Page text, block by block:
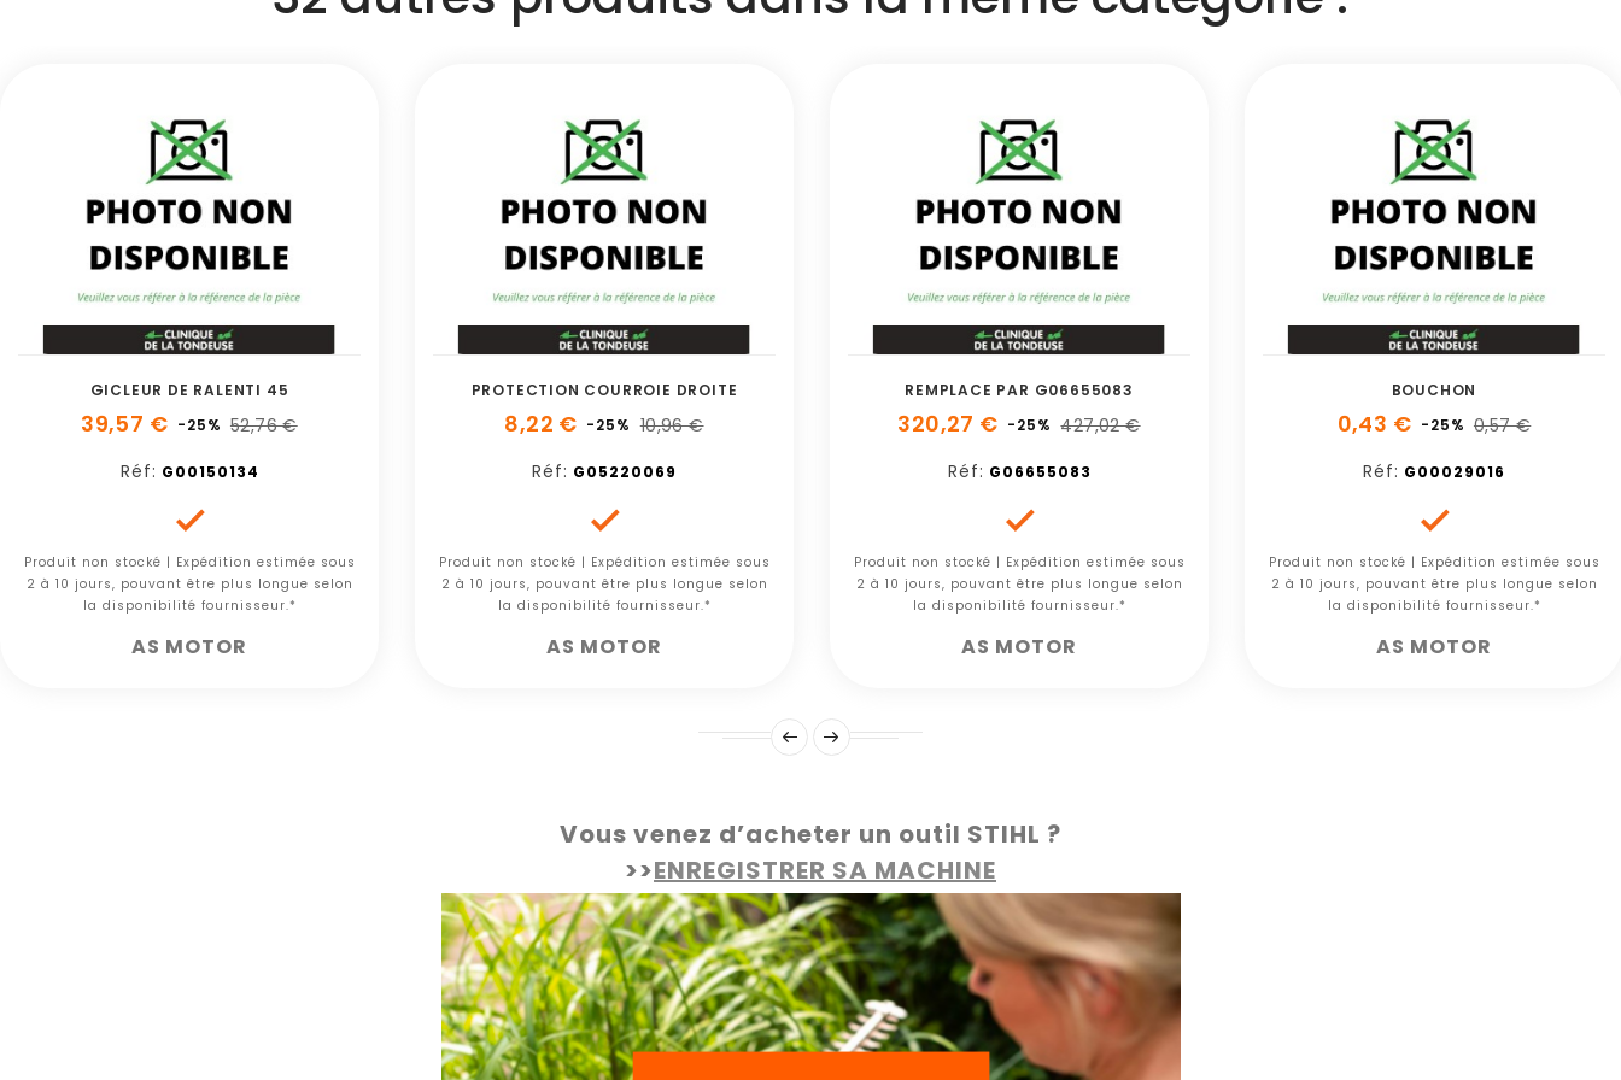
GICLEUR DE RALENTI 45
39,57 € -25% 52,76 €
Réf: G00150134

Produit non stocké | Expédition estimée sous
2 à 10 jours, pouvant être plus longue selon
la disponibilité fournisseur.*
AS MOTOR
PROTECTION COURROIE DROITE
8,22 € -25% 10,96 €
Réf: G05220069

Produit non stocké | Expédition estimée sous
2 à 10 jours, pouvant être plus longue selon
la disponibilité fournisseur.*
AS MOTOR
REMPLACE PAR G06655083
320,27 € -25% 427,02 €
Réf: G06655083

Produit non stocké | Expédition estimée sous
2 à 10 jours, pouvant être plus longue selon
la disponibilité fournisseur.*
AS MOTOR
BOUCHON
0,43 € -25% 0,57 €
Réf: G00029016

Produit non stocké | Expédition estimée sous
2 à 10 jours, pouvant être plus longue selon
la disponibilité fournisseur.*
AS MOTOR
Vous venez d’acheter un outil STIHL ?
>>ENREGISTRER SA MACHINE